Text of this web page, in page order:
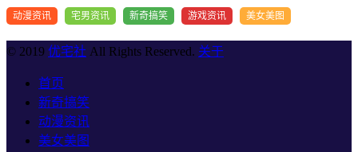
动漫资讯 宅男资讯 新奇搞笑 游戏资讯 美女美图
© 2019 优宅社 All Rights Reserved. 关于
首页
新奇搞笑
动漫资讯
美女美图